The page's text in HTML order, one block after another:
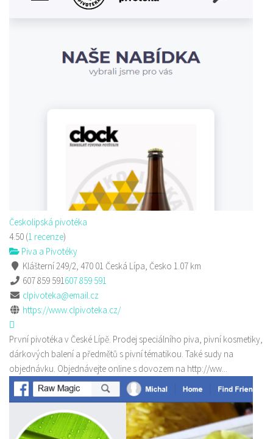
Českolipská pivotéka
4.50 (1 recenze)
Piva a Pivotéky
Klášterní 249/2, 470 01 Česká Lípa, Česko 1.07 km
607 859 591607 859 591
clpivoteka@email.cz
https://www.clpivoteka.cz/
První pivotéka v České Lípě. Prodej speciálního piva, pivní kosmetiky,
dárkových balení a předmětů s pivní tématikou. Také sudy na
objednávku. Objednávejte online s dovozem na http://ww...